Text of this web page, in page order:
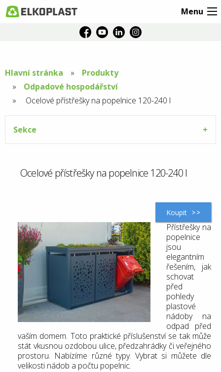
Menu
Hlavní stránka
Produkty
Odpadové hospodářství
Aktuální
stránka:
Ocelové přístřešky na popelnice 120-240 l
Sekce
Ocelové přístřešky na popelnice 120-240 l
Koupit
Přístřešky na
popelnice
jsou
elegantním
řešením, jak
schovat
před
pohledy
plastové
nádoby na
odpad před
vaším domem. Toto praktické příslušenství se tak může
stát vkusnou ozdobou ulice, předzahrádky či veřejného
prostoru. Nabízíme různé typy. Vybrat si můžete dle
velikosti nádob a počtu popelnic.